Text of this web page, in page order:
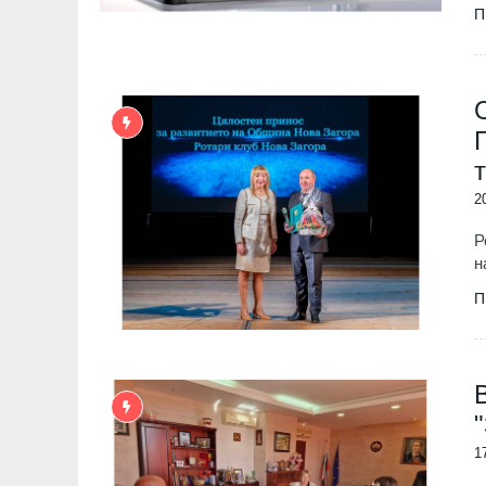
Столичната
библиотеки 2026"
Южния парк
София
8
The Times: Август
превърне в най-
за Путин и Русия
Русия и Украйна
Руския
център